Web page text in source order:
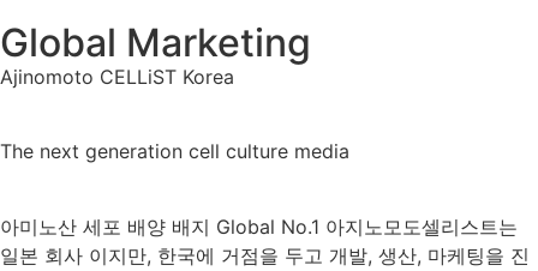
Global Marketing
Ajinomoto CELLiST Korea
The next generation cell culture media
아미노산 세포 배양 배지 Global No.1 아지노모도셀리스트는
일본 회사 이지만, 한국에 거점을 두고 개발, 생산, 마케팅을 진